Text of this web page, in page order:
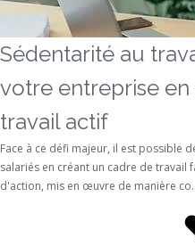
Sédentarité au
votre entreprise
travail actif
Face à ce défi majeur, il est possible
salariés en créant un cadre de travail
d'action, mis en œuvre de manière